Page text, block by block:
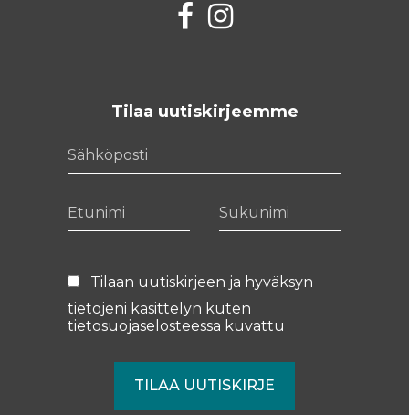
FacebookInstagram
Tilaa uutiskirjeemme
Tilaan uutiskirjeen ja hyväksyn
tietojeni käsittelyn kuten
tietosuojaselosteessa kuvattu